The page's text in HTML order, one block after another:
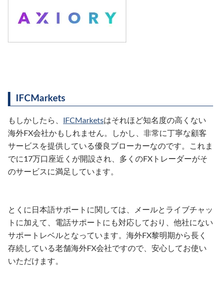
IFCMarkets
もしかしたら、 IFCMarketsはそれほど知名度の高くない
海外FX会社かもしれません。しかし、非常に丁寧な顧客
サービスを提供している優良ブローカーなのです。これま
でに17万口座近くが開設され、多くのFXトレーダーがそ
のサービスに満足しています。
とくに日本語サポートに関しては、メールとライブチャッ
トに加えて、電話サポートにも対応しており、他社にない
サポートレベルとなっています。海外FX黎明期から長く
存続している老舗海外FX会社ですので、安心してお使い
いただけます。